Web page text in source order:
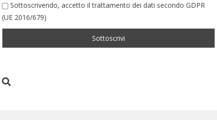
Sottoscrivendo, accetto il trattamento dei dati secondo GDPR
(UE 2016/679)